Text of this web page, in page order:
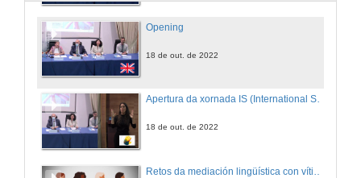
Opening
18 de out. de 2022
Apertura da xornada IS (International Sign)
18 de out. de 2022